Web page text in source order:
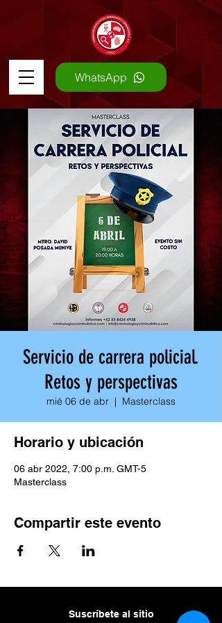
WhatsApp
Servicio de carrera policial.
Retos y perspectivas
mié 06 de abr
  |
Masterclass
Horario y ubicación
06 abr 2022, 7:00 p.m. GMT-5
Masterclass
Compartir este evento
Suscríbete al sitio